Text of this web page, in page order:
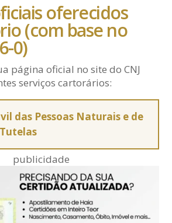
oferecidos
(com base no
0)
página oficial no site do CNJ
serviços cartorários:
das Pessoas Naturais e de
publicidade